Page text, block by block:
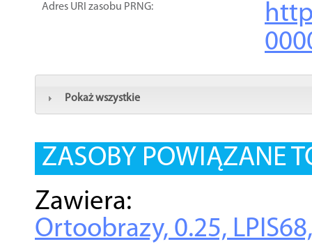
Adres URI zasobu PRNG:
Pokaż wszystkie
ZASOBY POWIĄZANE
Zawiera:
Ortoobrazy, 0.25,